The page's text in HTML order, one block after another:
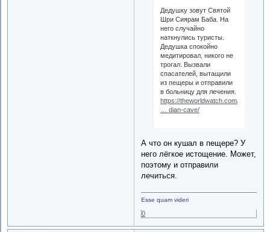
Дедушку зовут Святой
Шри Сиярам Баба. На
него случайно
наткнулись туристы.
Дедушка спокойно
медитировал, никого не
трогал. Вызвали
спасателей, вытащили
из пещеры и отправили
в больницу для лечения.
https://theworldwatch.com/videos/
… dian-cave/
А что он кушал в пещере? У
него лёгкое истощение. Может,
поэтому и отправили
лечиться.
Esse quam videri
0